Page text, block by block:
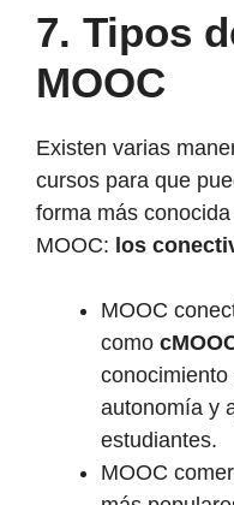
7. Tipos
MOOC
Existen varias
cursos para que
forma más
MOOC: los
MOOC
como
autonomía y
estudiantes.
MOOC